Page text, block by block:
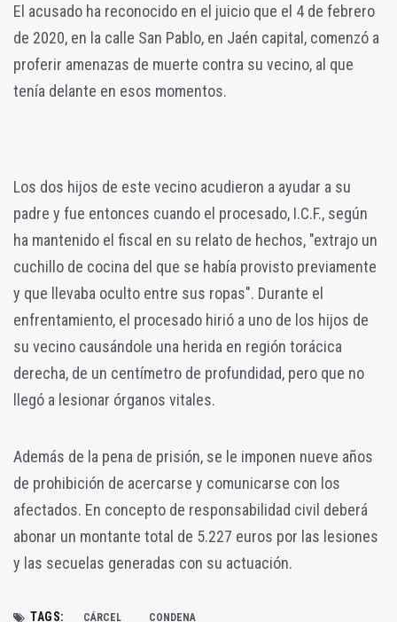
El acusado ha reconocido en el juicio que el 4 de febrero
de 2020, en la calle San Pablo, en Jaén capital, comenzó a
proferir amenazas de muerte contra su vecino, al que
tenía delante en esos momentos.
Los dos hijos de este vecino acudieron a ayudar a su
padre y fue entonces cuando el procesado, I.C.F., según
ha mantenido el fiscal en su relato de hechos, "extrajo un
cuchillo de cocina del que se había provisto previamente
y que llevaba oculto entre sus ropas". Durante el
enfrentamiento, el procesado hirió a uno de los hijos de
su vecino causándole una herida en región torácica
derecha, de un centímetro de profundidad, pero que no
llegó a lesionar órganos vitales.
Además de la pena de prisión, se le imponen nueve años
de prohibición de acercarse y comunicarse con los
afectados. En concepto de responsabilidad civil deberá
abonar un montante total de 5.227 euros por las lesiones
y las secuelas generadas con su actuación.
TAGS: CÁRCEL CONDENA